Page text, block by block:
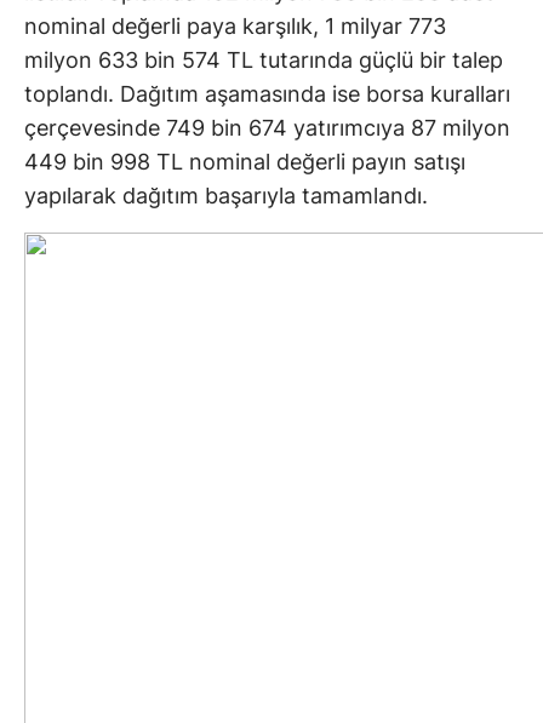
nominal değerli paya karşılık, 1 milyar 773
milyon 633 bin 574 TL tutarında güçlü bir talep
toplandı. Dağıtım aşamasında ise borsa kuralları
çerçevesinde 749 bin 674 yatırımcıya 87 milyon
449 bin 998 TL nominal değerli payın satışı
yapılarak dağıtım başarıyla tamamlandı.